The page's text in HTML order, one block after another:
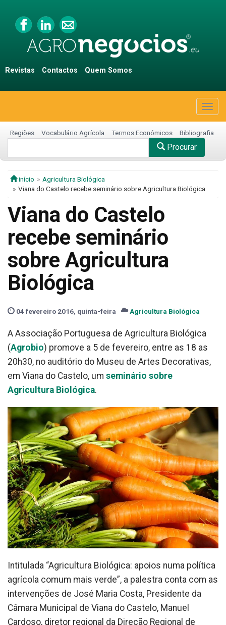
Revistas Contactos Quem Somos
Regiões Vocabulário Agrícola Termos Económicos Bibliografia
Procurar
início
Agricultura Biológica
Viana do Castelo recebe seminário sobre Agricultura Biológica
Viana do Castelo
recebe seminário
sobre Agricultura
Biológica
04 fevereiro 2016, quinta-feira Agricultura Biológica
A Associação Portuguesa de Agricultura Biológica
(Agrobio) promove a 5 de fevereiro, entre as 18 as
20h30, no auditório do Museu de Artes Decorativas,
em Viana do Castelo, um seminário sobre
Agricultura Biológica.
Intitulada “Agricultura Biológica: apoios numa política
agrícola comum mais verde”, a palestra conta com as
intervenções de José Maria Costa, Presidente da
Câmara Municipal de Viana do Castelo, Manuel
Cardoso, diretor regional da Direção Regional de